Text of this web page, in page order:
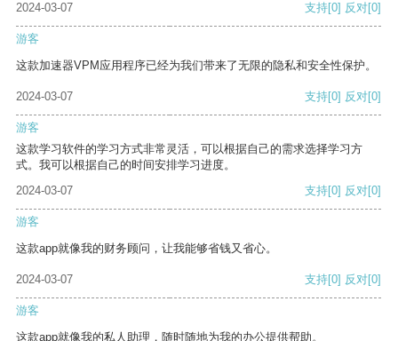
2024-03-07 支持[0] 反对[0]
游客
这款加速器VPM应用程序已经为我们带来了无限的隐私和安全性保护。
2024-03-07 支持[0] 反对[0]
游客
这款学习软件的学习方式非常灵活，可以根据自己的需求选择学习方
式。我可以根据自己的时间安排学习进度。
2024-03-07
支持[0] 反对[0]
游客
这款app就像我的财务顾问，让我能够省钱又省心。
2024-03-07 支持[0] 反对[0]
游客
这款app就像我的私人助理，随时随地为我的办公提供帮助。